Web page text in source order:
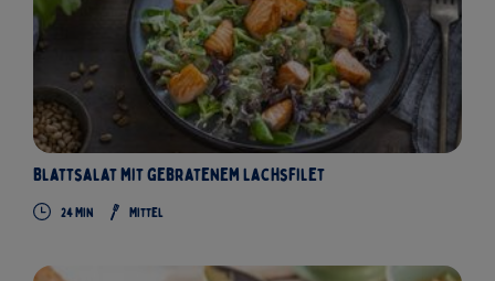
Blattsalat mit gebratenem Lachsfilet
24 Min Mittel